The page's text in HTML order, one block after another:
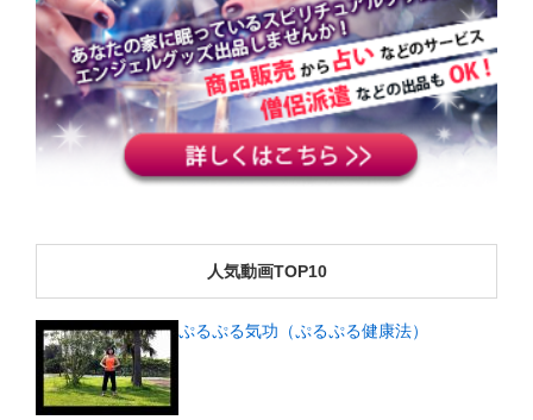
人気動画TOP10
ぷるぷる気功（ぷるぷる健康法）